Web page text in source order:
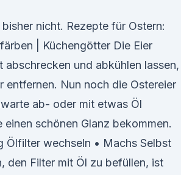
nicht. Rezepte für Ostern:
| Küchengötter Die Eier
abschrecken und abkühlen lassen,
entfernen. Nun noch die Ostereier
ab- oder mit etwas Öl
einen schönen Glanz bekommen.
Ölfilter wechseln • Machs Selbst
den Filter mit Öl zu befüllen, ist